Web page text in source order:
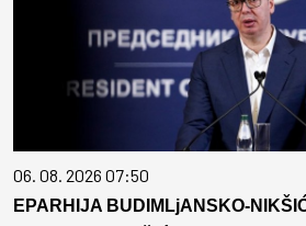
06. 08. 2026 07:50
EPARHIJA BUDIMLjANSKO-